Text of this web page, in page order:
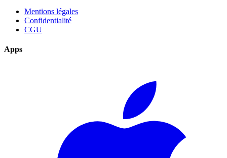
Mentions légales
Confidentialité
CGU
Apps